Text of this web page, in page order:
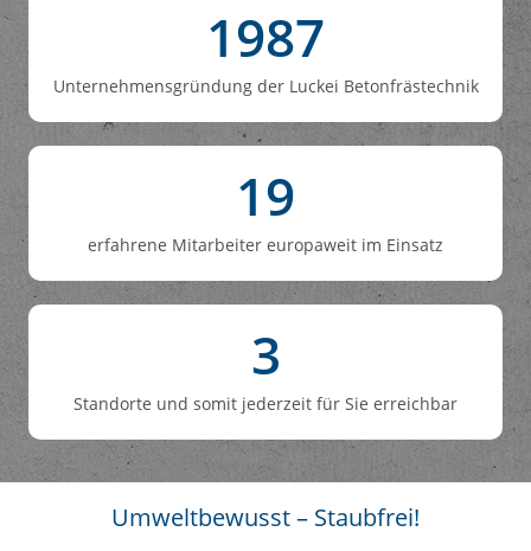
1987
Unternehmensgründung der Luckei Betonfrästechnik
19
erfahrene Mitarbeiter europaweit im Einsatz
3
Standorte und somit jederzeit für Sie erreichbar
Umweltbewusst – Staubfrei!